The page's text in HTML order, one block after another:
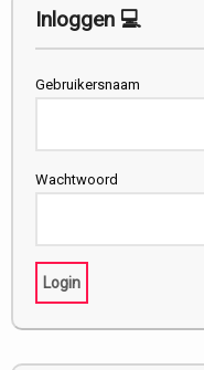
Inloggen 💻
Gebruikersnaam
Wachtwoord